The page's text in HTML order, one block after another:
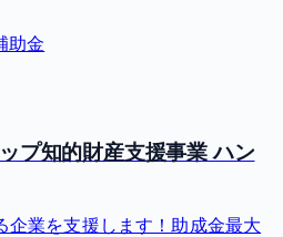
助金
プ知的財産支援事業 ハン
企業を支援します！助成金最大